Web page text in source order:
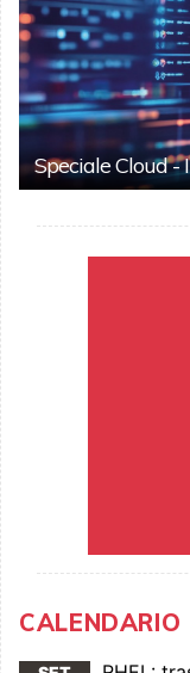
Speciale Cloud -
CALENDARIO